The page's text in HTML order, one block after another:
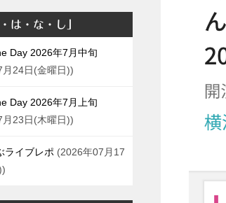
は・な・し」
Day 2026年7月中旬
月24日(金曜日)
Day 2026年7月上旬
月23日(木曜日)
ライブレポ
2026年07月17